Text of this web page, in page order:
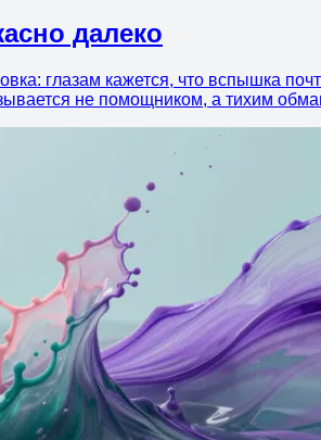
далеко
глазам кажется, что вспышка
не помощником, а тихим